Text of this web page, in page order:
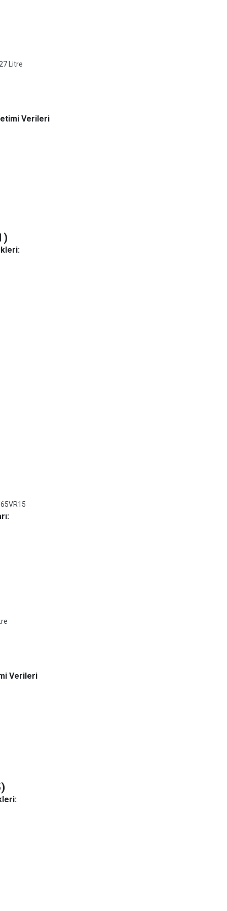
Litre
Verileri
Verileri